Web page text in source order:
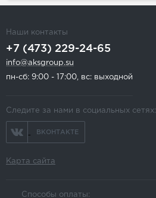
Наши контакты
+7 (473) 229-24-65
info@aksgroup.su
пн-сб: 9:00 - 17:00, вс: выходной
Следите за нами в социальных сетях:
ВКОНТАКТЕ
Карта сайта
Способы оплаты: